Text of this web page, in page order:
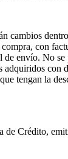
cambios
compra, con
envío. No
adquiridos con
tengan la
de Crédito,